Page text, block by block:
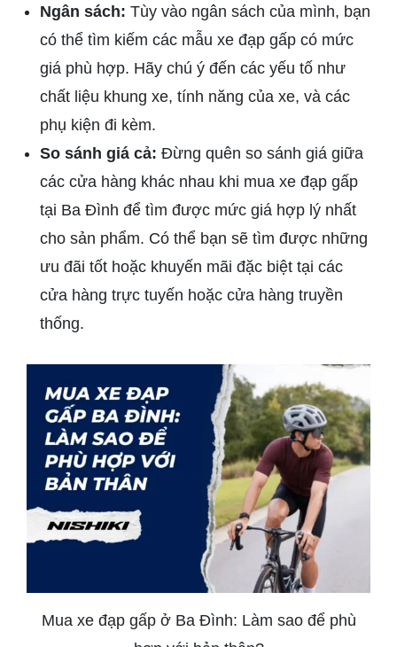
Ngân sách: Tùy vào ngân sách của mình, bạn
có thể tìm kiếm các mẫu xe đạp gấp có mức
giá phù hợp. Hãy chú ý đến các yếu tố như
chất liệu khung xe, tính năng của xe, và các
phụ kiện đi kèm.
So sánh giá cả: Đừng quên so sánh giá giữa
các cửa hàng khác nhau khi mua xe đạp gấp
tại Ba Đình để tìm được mức giá hợp lý nhất
cho sản phẩm. Có thể bạn sẽ tìm được những
ưu đãi tốt hoặc khuyến mãi đặc biệt tại các
cửa hàng trực tuyến hoặc cửa hàng truyền
thống.
Mua xe đạp gấp ở Ba Đình: Làm sao để phù